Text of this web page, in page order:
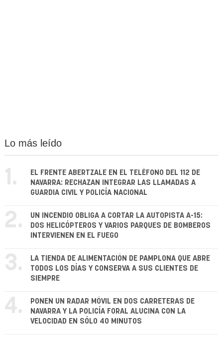
Lo más leído
1.
EL FRENTE ABERTZALE EN EL TELÉFONO DEL 112 DE
NAVARRA: RECHAZAN INTEGRAR LAS LLAMADAS A
GUARDIA CIVIL Y POLICÍA NACIONAL
2.
UN INCENDIO OBLIGA A CORTAR LA AUTOPISTA A-15:
DOS HELICÓPTEROS Y VARIOS PARQUES DE BOMBEROS
INTERVIENEN EN EL FUEGO
3.
LA TIENDA DE ALIMENTACIÓN DE PAMPLONA QUE ABRE
TODOS LOS DÍAS Y CONSERVA A SUS CLIENTES DE
SIEMPRE
4.
PONEN UN RADAR MÓVIL EN DOS CARRETERAS DE
NAVARRA Y LA POLICÍA FORAL ALUCINA CON LA
VELOCIDAD EN SÓLO 40 MINUTOS